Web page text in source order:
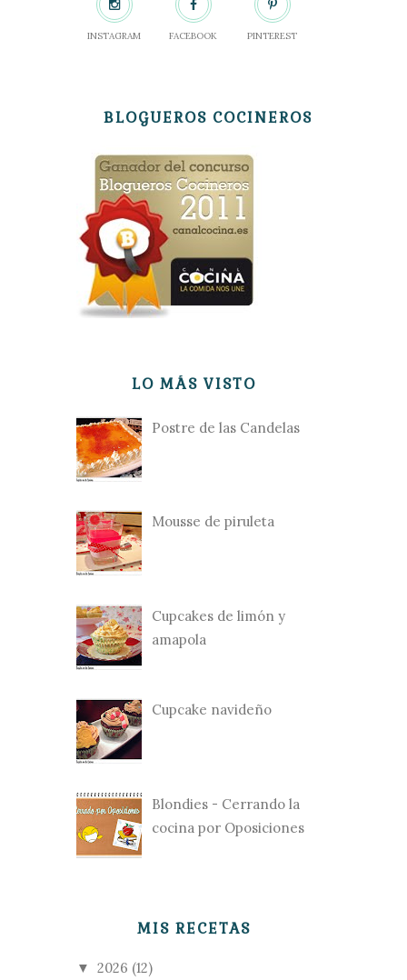
INSTAGRAM FACEBOOK PINTEREST
BLOGUEROS COCINEROS
LO MÁS VISTO
Postre de las Candelas
Mousse de piruleta
Cupcakes de limón y
amapola
Cupcake navideño
Blondies - Cerrando la
cocina por Oposiciones
MIS RECETAS
▼ 2026 (12)